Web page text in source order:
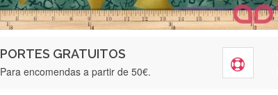
PORTES GRATUITOS
Para encomendas a partir de 50€.